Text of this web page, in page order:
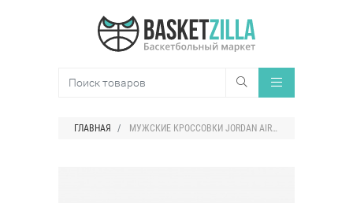
ГЛАВНАЯ МУЖСКИЕ КРОССОВКИ JORDAN AIR CADENCE